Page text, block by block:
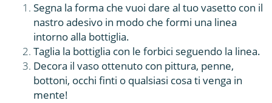
Segna la forma che vuoi dare al tuo vasetto con il
nastro adesivo in modo che formi una linea
intorno alla bottiglia.
Taglia la bottiglia con le forbici seguendo la linea.
Decora il vaso ottenuto con pittura, penne,
bottoni, occhi finti o qualsiasi cosa ti venga in
mente!